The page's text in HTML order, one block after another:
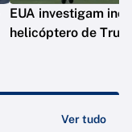
EUA investigam
helicóptero de
Ver tudo